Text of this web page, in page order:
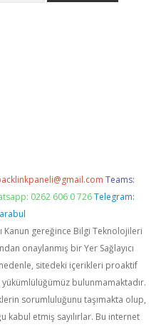
Teams:
0262 606 0 726 Telegram:
Kanun gereğince Bilgi Teknolojileri
onaylanmış bir Yer Sağlayıcı
sitedeki içerikleri proaktif
bulunmamaktadır.
sorumluluğunu taşımakta olup,
kabul etmiş sayılırlar. Bu internet